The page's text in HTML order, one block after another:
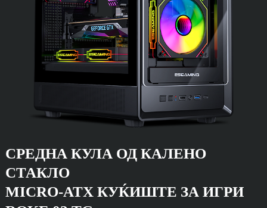
СРЕДНА КУЛА ОД КАЛЕНО
СТАКЛО
MICRO-ATX КУЌИШТЕ ЗА ИГРИ